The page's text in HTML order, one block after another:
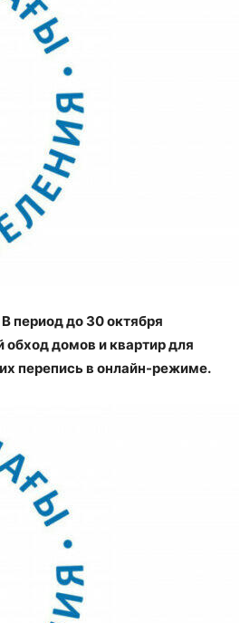
период до 30 октября
домов и квартир для
перепись в онлайн-режиме.